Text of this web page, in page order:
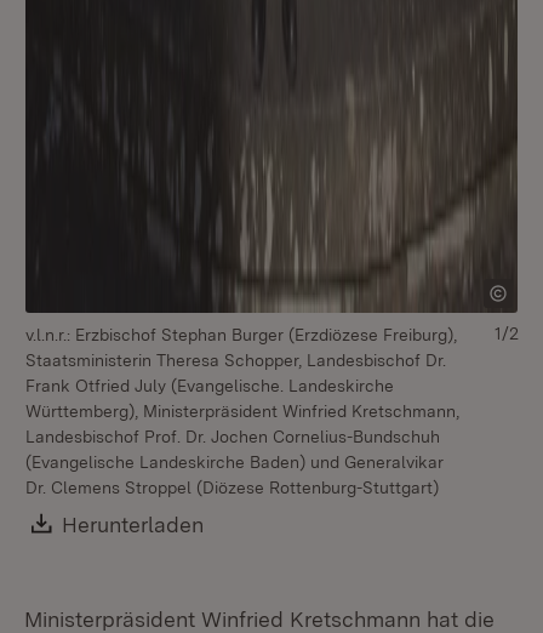
v.l.n.r.: Erzbischof Stephan Burger (Erzdiözese Freiburg),
Staatsministerin Theresa Schopper, Landesbischof Dr.
Frank Otfried July (Evangelische. Landeskirche
Württemberg), Ministerpräsident Winfried Kretschmann,
Landesbischof Prof. Dr. Jochen Cornelius-Bundschuh
(Evangelische Landeskirche Baden) und Generalvikar
Dr. Clemens Stroppel (Diözese Rottenburg-Stuttgart)
Download:
Herunterladen
1/2
Ministerpräsident Winfried Kretschmann hat die